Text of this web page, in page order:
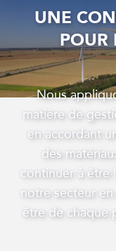
UNE
POUR
Nous
matière de
en accordant
des
continuer à être
notre secteur
être de chaque